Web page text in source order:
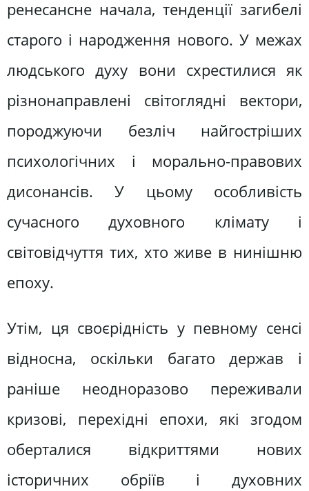
ренесансне начала, тенденції загибелі
старого і народження нового. У межах
людського духу вони схрестилися як
різнонаправлені світоглядні вектори,
породжуючи безліч найгостріших
психологічних і морально-правових
дисонансів. У цьому особливість
сучасного духовного клімату і
світовідчуття тих, хто живе в нинішню
епоху.
Утім, ця своєрідність у певному сенсі
відносна, оскільки багато держав і
раніше неодноразово переживали
кризові, перехідні епохи, які згодом
оберталися відкриттями нових
історичних обріїв і духовних